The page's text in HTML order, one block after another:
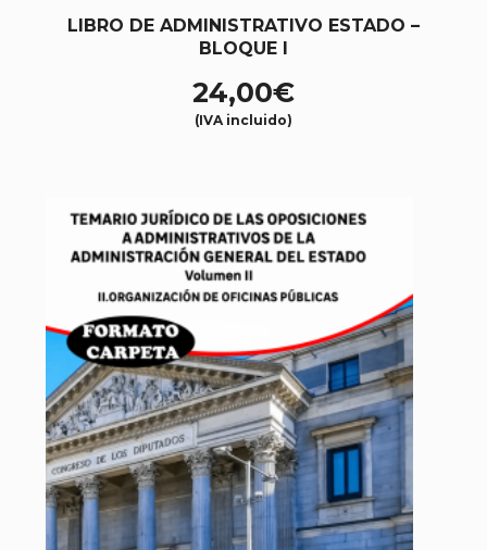
LIBRO DE ADMINISTRATIVO ESTADO –
BLOQUE I
24,00€
(IVA incluido)